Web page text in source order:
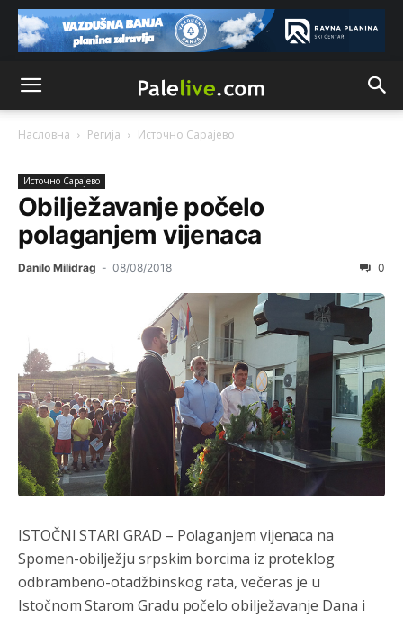
Насловна Регија Источно Сарајево
Источно Сарајево
Obilježavanje počelo
polaganjem vijenaca
Danilo Milidrag - 08/08/2018 0
ISTOČNI STARI GRAD – Polaganjem vijenaca na
Spomen-obilježju srpskim borcima iz proteklog
odbrambeno-otadžbinskog rata, večeras je u
Istočnom Starom Gradu počelo obilježavanje Dana i